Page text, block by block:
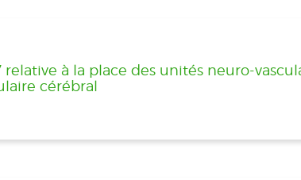
à la place des unités neuro-
cérébral